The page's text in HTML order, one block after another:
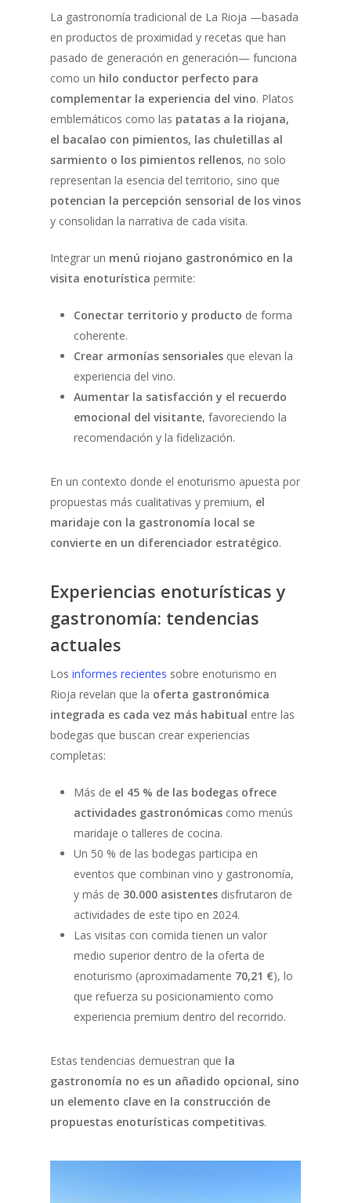
La gastronomía tradicional de La Rioja —basada
en productos de proximidad y recetas que han
pasado de generación en generación— funciona
como un hilo conductor perfecto para
complementar la experiencia del vino. Platos
emblemáticos como las patatas a la riojana,
el bacalao con pimientos, las chuletillas al
sarmiento o los pimientos rellenos, no solo
representan la esencia del territorio, sino que
potencian la percepción sensorial de los vinos
y consolidan la narrativa de cada visita.
Integrar un menú riojano gastronómico en la
visita enoturística permite:
Conectar territorio y producto de forma
coherente.
Crear armonías sensoriales que elevan la
experiencia del vino.
Aumentar la satisfacción y el recuerdo
emocional del visitante, favoreciendo la
recomendación y la fidelización.
En un contexto donde el enoturismo apuesta por
propuestas más cualitativas y premium, el
maridaje con la gastronomía local se
convierte en un diferenciador estratégico.
Experiencias enoturísticas y
gastronomía: tendencias
actuales
Los informes recientes sobre enoturismo en
Rioja revelan que la oferta gastronómica
integrada es cada vez más habitual entre las
bodegas que buscan crear experiencias
completas:
Más de el 45 % de las bodegas ofrece
actividades gastronómicas como menús
maridaje o talleres de cocina.
Un 50 % de las bodegas participa en
eventos que combinan vino y gastronomía,
y más de 30.000 asistentes disfrutaron de
actividades de este tipo en 2024.
Las visitas con comida tienen un valor
medio superior dentro de la oferta de
enoturismo (aproximadamente 70,21 €), lo
que refuerza su posicionamiento como
experiencia premium dentro del recorrido.
Estas tendencias demuestran que la
gastronomía no es un añadido opcional, sino
un elemento clave en la construcción de
propuestas enoturísticas competitivas.